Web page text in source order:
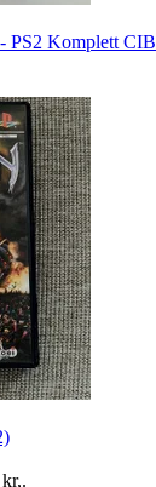
PS2 Komplett CIB
,.